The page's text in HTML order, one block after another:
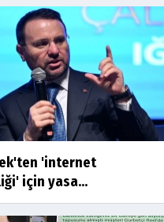
'internet
için yasa...